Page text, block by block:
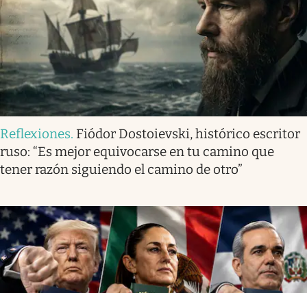
Reflexiones. Fiódor Dostoievski, histórico escritor
ruso: “Es mejor equivocarse en tu camino que
tener razón siguiendo el camino de otro”